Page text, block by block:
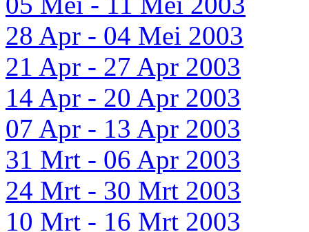
28 Apr - 04 Mei 2003
21 Apr - 27 Apr 2003
14 Apr - 20 Apr 2003
07 Apr - 13 Apr 2003
31 Mrt - 06 Apr 2003
24 Mrt - 30 Mrt 2003
10 Mrt - 16 Mrt 2003